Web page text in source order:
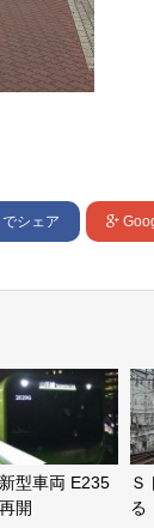
でシェア
型車両 E235
開
Ｓ
る